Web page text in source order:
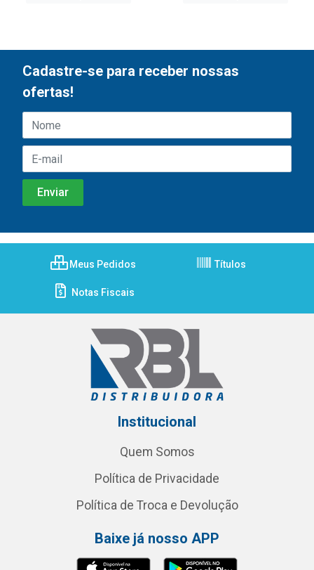
Cadastre-se para receber nossas
ofertas!
Meus Pedidos Títulos
Notas Fiscais
Institucional
Quem Somos
Política de Privacidade
Política de Troca e Devolução
Baixe já nosso APP